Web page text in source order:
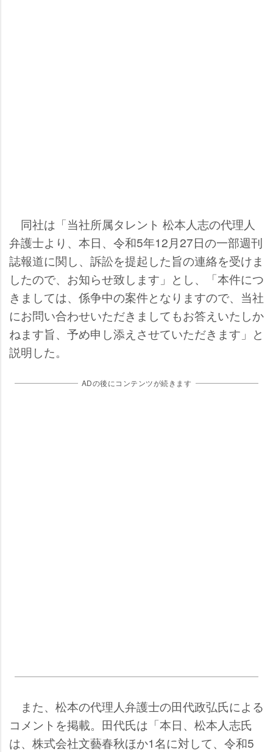
同社は「当社所属タレント 松本人志の代理人
弁護士より、本日、令和5年12月27日の一部週刊
誌報道に関し、訴訟を提起した旨の連絡を受けま
したので、お知らせ致します」とし、「本件につ
きましては、係争中の案件となりますので、当社
にお問い合わせいただきましてもお答えいたしか
ねます旨、予め申し添えさせていただきます」と
説明した。
ADの後にコンテンツが続きます
また、松本の代理人弁護士の田代政弘氏による
コメントを掲載。田代氏は「本日、松本人志氏
は、株式会社文藝春秋ほか1名に対して、令和5